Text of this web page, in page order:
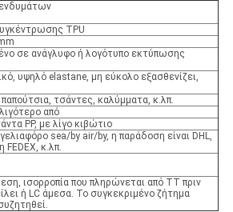
TPU
σε ανάγλυφο ή λογότυπο εκτύπωσης
υψηλό elastane, μη εύκολο εξασθενίζει,
τσάντες, καλύμματα, κ.λπ.
από
PP, με λίγο κιβώτιο
sea/by air/by, η παράδοση είναι DHL,
FEDEX, κ.λπ.
ισορροπία που πληρώνεται από TT πριν
ή LC άμεσα. Το συγκεκριμένο ζήτημα